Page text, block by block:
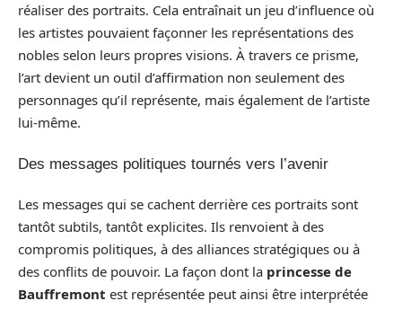
réaliser des portraits. Cela entraînait un jeu d’influence où
les artistes pouvaient façonner les représentations des
nobles selon leurs propres visions. À travers ce prisme,
l’art devient un outil d’affirmation non seulement des
personnages qu’il représente, mais également de l’artiste
lui-même.
Des messages politiques tournés vers l’avenir
Les messages qui se cachent derrière ces portraits sont
tantôt subtils, tantôt explicites. Ils renvoient à des
compromis politiques, à des alliances stratégiques ou à
des conflits de pouvoir. La façon dont la princesse de
Bauffremont est représentée peut ainsi être interprétée